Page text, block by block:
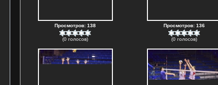
Просмотров: 138
(0 голосов)
Просмотров: 136
(0 голосов)